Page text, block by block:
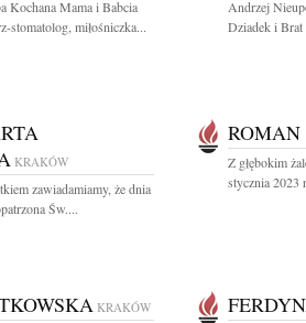
Kochana Mama i Babcia
stomatolog, miłośniczka...
Andrzej
Dziadek i Brat
KRAKÓW
zawiadamiamy, że dnia
Św....
Z głębokim
stycznia 2023
KRAKÓW